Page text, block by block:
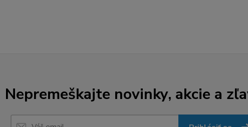
Nepremeškajte novinky, akcie a